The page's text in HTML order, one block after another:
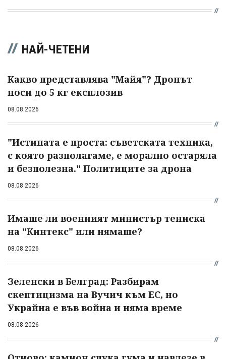
НАЙ-ЧЕТЕНИ
Какво представлява "Майя"? Дронът
носи до 5 кг експлозив
08.08.2026
"Истината е проста: съветската техника,
с която разполагаме, е морално остаряла
и безполезна." Политиците за дрона
08.08.2026
Имаше ли военният министър тениска
на "Кинтекс" или нямаше?
08.08.2026
Зеленски в Белград: Разбирам
скептицизма на Вучич към ЕС, но
Украйна е във война и няма време
08.08.2026